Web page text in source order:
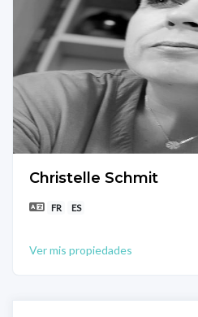
Christelle Schmit
FR ES
Ver mis propiedades